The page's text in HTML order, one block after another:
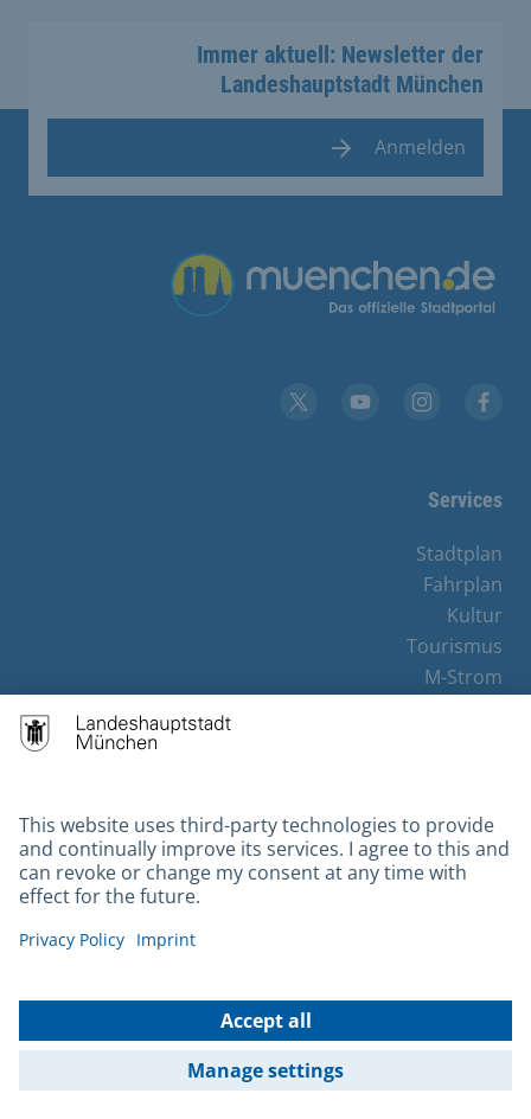
Immer aktuell: Newsletter der
Landeshauptstadt München
Anmelden
Übergreifende Links
Services
Stadtplan
Fahrplan
Kultur
Tourismus
M-Strom
Contact
Barrierefreiheit
Kontakt